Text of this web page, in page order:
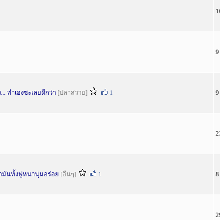
ทำเองซะเลยดีกว่า [ปลาสวาย] 1 9
มันทั้งฟูหนานุ่มอร่อย [อื่นๆ] 1 8